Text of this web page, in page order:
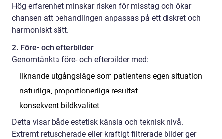
Hög erfarenhet minskar risken för misstag och ökar
chansen att behandlingen anpassas på ett diskret och
harmoniskt sätt.
2. Före- och efterbilder
Genomtänkta före- och efterbilder med:
liknande utgångsläge som patientens egen situation
naturliga, proportionerliga resultat
konsekvent bildkvalitet
Detta visar både estetisk känsla och teknisk nivå.
Extremt retuscherade eller kraftigt filtrerade bilder ger